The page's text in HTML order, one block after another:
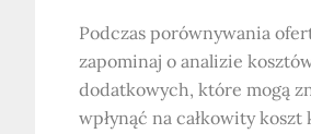
Podczas porównywania
zapominaj o analizie
dodatkowych, które mogą
wpłynąć na całkowity